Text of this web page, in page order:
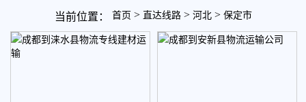
当前位置： 首页 > 直达线路> 河北> 保定市